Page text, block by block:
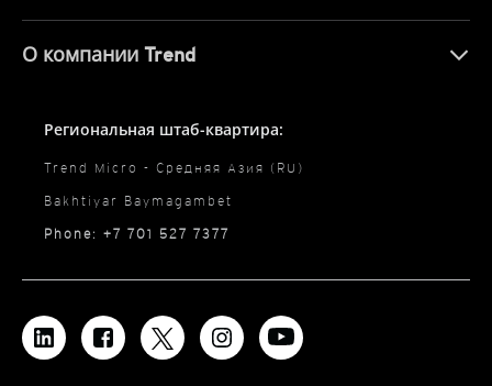
О компании Trend
Региональная штаб-квартира:
Trend Micro - Средняя Азия (RU)
Bakhtiyar Baymagambet
Phone: +7 701 527 7377